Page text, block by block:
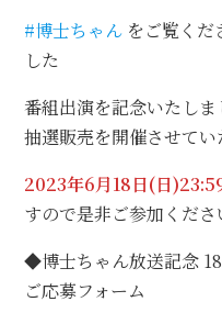
クローバーインカット
カメリアカット
さくらシェイプ
ゆきんこカット
オプション
#博士ちゃん をご覧くだ
した
番組出演を記念いたし
抽選販売を開催させて
2023年6月18日(日
すので是非ご参加くださ
◆博士ちゃん放送記念
ご応募フォーム